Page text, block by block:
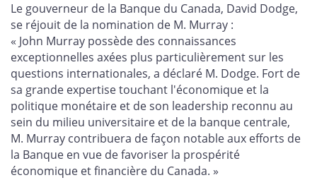
Le gouverneur de la Banque du Canada, David Dodge,
se réjouit de la nomination de M. Murray :
« John Murray possède des connaissances
exceptionnelles axées plus particulièrement sur les
questions internationales, a déclaré M. Dodge. Fort de
sa grande expertise touchant l'économique et la
politique monétaire et de son leadership reconnu au
sein du milieu universitaire et de la banque centrale,
M. Murray contribuera de façon notable aux efforts de
la Banque en vue de favoriser la prospérité
économique et financière du Canada. »